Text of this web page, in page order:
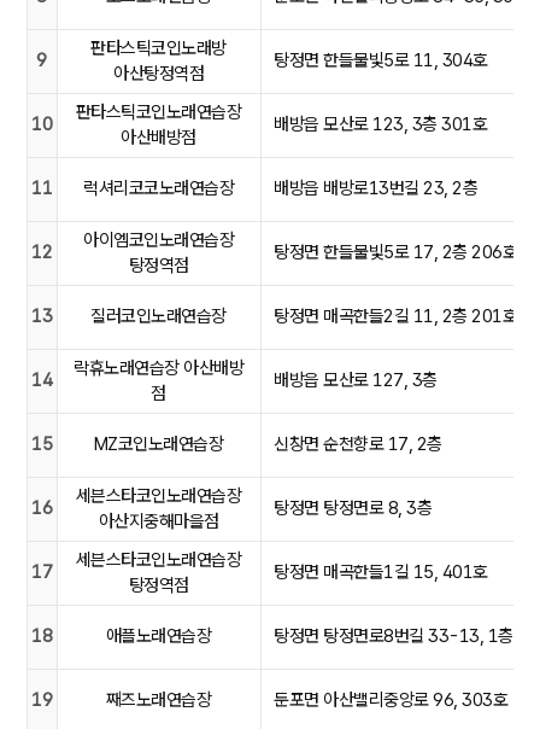
9
판타스틱코인노래방
아산탕정역점
탕정면 한들물빛5로 11, 304호
10
판타스틱코인노래연습장
아산배방점
배방읍 모산로 123, 3층 301호
11 럭셔리코코노래연습장 배방읍 배방로13번길 23, 2층
12
아이엠코인노래연습장
탕정역점
탕정면 한들물빛5로 17, 2층 206호
13 질러코인노래연습장 탕정면 매곡한들2길 11, 2층 201호
14
락휴노래연습장 아산배방
점
배방읍 모산로 127, 3층
15 MZ코인노래연습장 신창면 순천향로 17, 2층
16
세븐스타코인노래연습장
아산지중해마을점
탕정면 탕정면로 8, 3층
17
세븐스타코인노래연습장
탕정역점
탕정면 매곡한들1길 15, 401호
18 애플노래연습장 탕정면 탕정면로8번길 33-13, 1층
19 째즈노래연습장 둔포면 아산밸리중앙로 96, 303호